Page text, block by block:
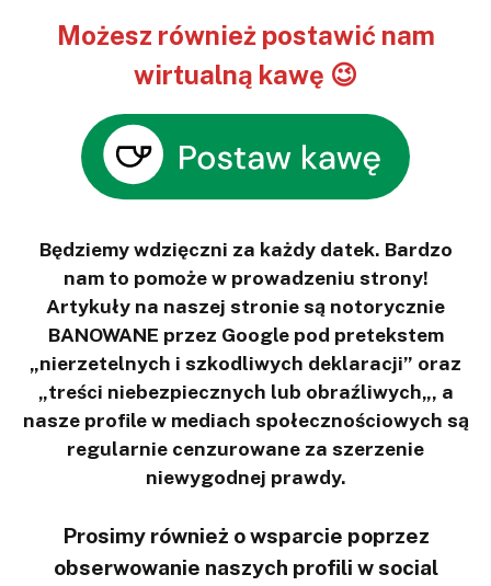
Możesz również postawić nam
wirtualną kawę 😉
Będziemy wdzięczni za każdy datek. Bardzo
nam to pomoże w prowadzeniu strony!
Artykuły na naszej stronie są notorycznie
BANOWANE przez Google pod pretekstem
„nierzetelnych i szkodliwych deklaracji” oraz
„treści niebezpiecznych lub obraźliwych„, a
nasze profile w mediach społecznościowych są
regularnie cenzurowane za szerzenie
niewygodnej prawdy.
Prosimy również o wsparcie poprzez
obserwowanie naszych profili w social